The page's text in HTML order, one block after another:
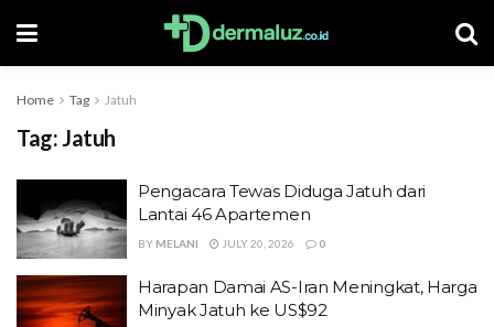
Home Tag Jatuh
Tag: Jatuh
Pengacara Tewas Diduga Jatuh dari
Lantai 46 Apartemen
BY MELANI JULY 20, 2026 0
Harapan Damai AS-Iran Meningkat, Harga
Minyak Jatuh ke US$92